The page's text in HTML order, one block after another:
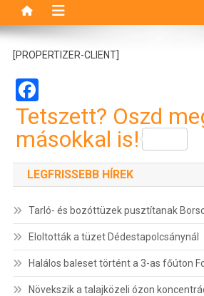
[PROPERTIZER-CLIENT]
Facebook
Tetszett? Oszd
másokkal is!
LEGFRISSEBB HÍREK
Tarló- és bozóttüzek pusztítanak
Eloltották a tüzet Dédestapolcsánynál
Halálos baleset történt a 3-as főúton
Növekszik a talajközeli ózon